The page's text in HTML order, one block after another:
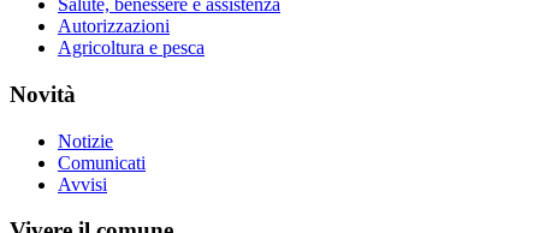
Salute, benessere e assistenza
Autorizzazioni
Agricoltura e pesca
Novità
Notizie
Comunicati
Avvisi